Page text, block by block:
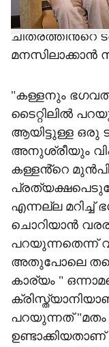
ചിത്രത്തിൻ്റെ
ചിത്രത്തിൻ്റെ
മനസിലാക്കാൻ
"കള്ളനും
ടൈറ്റിലിൽ
ആയിട്ടുള്ള ഒരു
അനുശ്രീയും
കള്ളൻ്റെ
എന്നല്ല മറിച്ച്
ചൊറിയാൻ
പറയുന്നതെന്ന്
അതുപോലെ
കാര്യം "
പറയുന്നത്